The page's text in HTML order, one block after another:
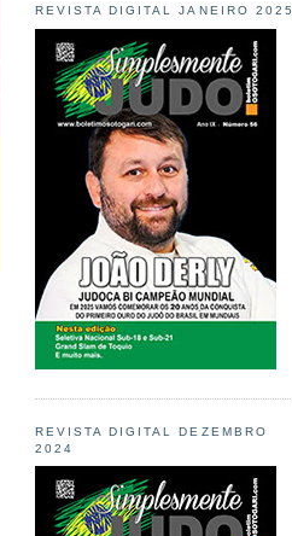
REVISTA DIGITAL JANEIRO 2025
REVISTA DIGITAL DEZEMBRO
2024